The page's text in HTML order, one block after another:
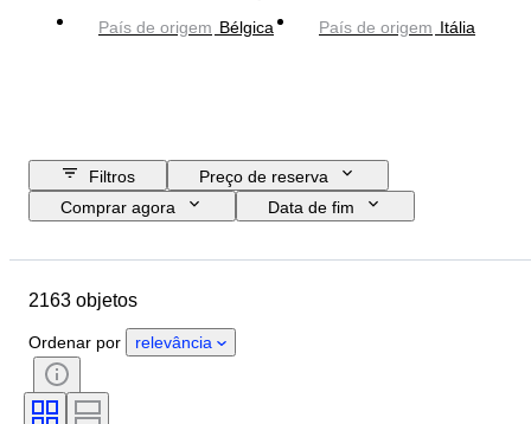
País de origem Bélgica País de origem Itália
Filtros
Preço de reserva
Comprar agora
Data de fim
Material
Certificação
Era
Tipo de moeda
Governante/era
2163 objetos
Ordenar por relevância